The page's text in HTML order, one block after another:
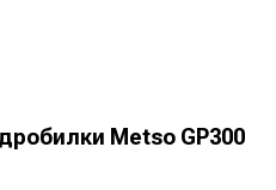
Metso GP300